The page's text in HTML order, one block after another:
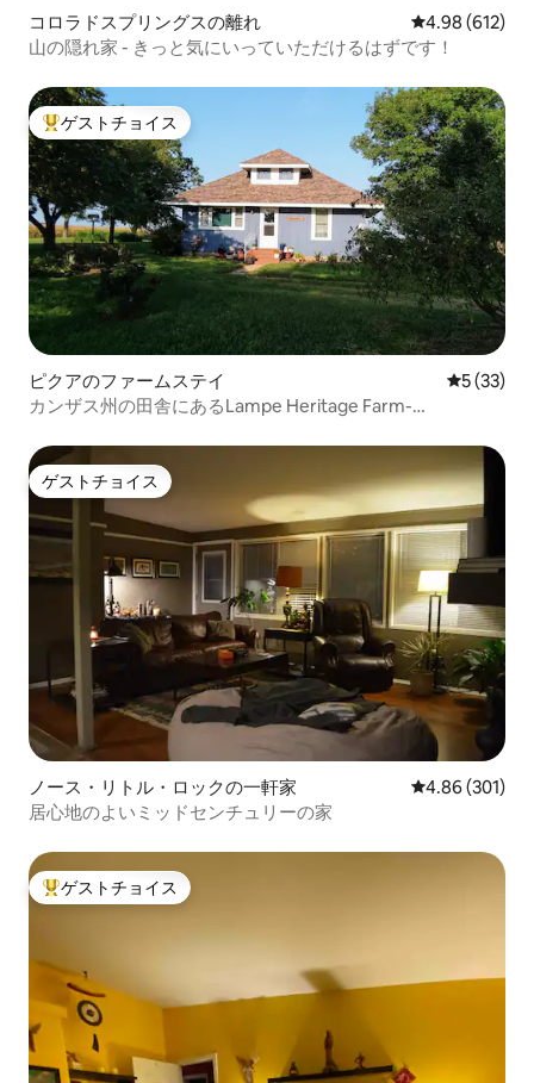
コロラドスプリングスの離れ レビュー612
4.98 (612)
山の隠れ家 - きっと気にいっていただけるはずです！
大好評のゲストチョイスです。
ゲストチョイス
ピクアのファームステイ レビュー
5 (33)
カンザス州の田舎にあるLampe Heritage Farm-
ゲストチョイス
ゲストチョイス
ノース・リトル・ロックの一軒家 レビュー301
4.86 (301)
居心地のよいミッドセンチュリーの家
大好評のゲストチョイスです。
ゲストチョイス